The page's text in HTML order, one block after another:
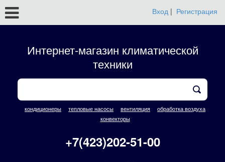
Вход | Регистрация
Интернет-магазин климатической
техники
кондиционеры тепловые насосы вентиляция
обработка воздуха
конвекторы
+7(423)202-51-00